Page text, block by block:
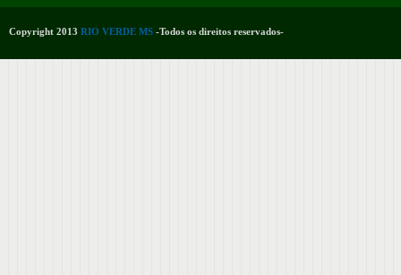
Copyright 2013 RIO VERDE MS -Todos os direitos reservados-